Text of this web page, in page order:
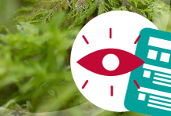
Panneau de gestion des cookies